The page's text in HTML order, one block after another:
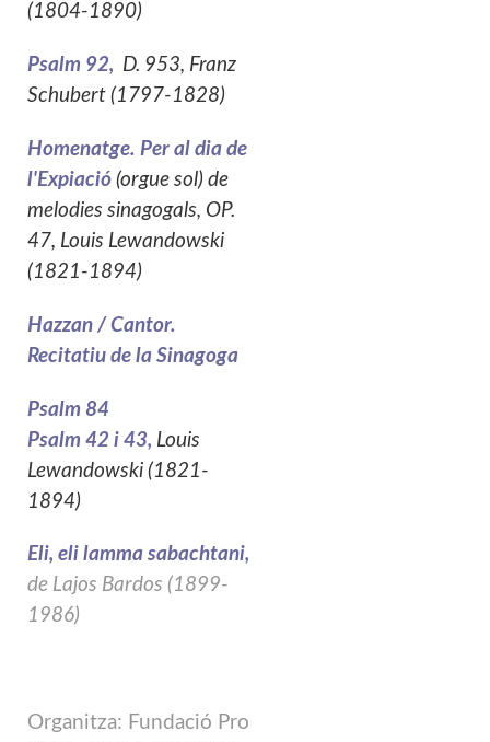
(1804-1890)
Psalm 92, D. 953, Franz
Schubert (1797-1828)
Homenatge. Per al dia de
l'Expiació (orgue sol) de
melodies sinagogals, OP.
47, Louis Lewandowski
(1821-1894)
Hazzan / Cantor.
Recitatiu de la Sinagoga
Psalm 84
Psalm 42 i 43, Louis
Lewandowski (1821-
1894)
Eli, eli lamma sabachtani,
de Lajos Bardos (1899-
1986)
Organitza: Fundació Pro